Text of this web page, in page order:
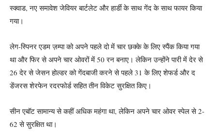
स्क्वाड, नए समावेश जेवियर बार्टलेट और हार्डी के साथ गेंद के साथ फायर किया
गया।
लेग-स्पिनर एडम ज़म्पा को अपने पहले दो में चार छक्के के लिए स्पैंक किया गया
था और फिर से अपने चार ओवरों में 50 रन बनाए। लेकिन उन्होंने पारी में देर से
26 देर से जेसन होल्डर को गेंदबाजी करने से पहले 31 के लिए शेफर्ड और द
डेंजरस शेरफेन रदरफोर्ड सहित तीन विकेट सुरक्षित किए।
सीन एबॉट सामान्य से कहीं अधिक महंगा था, लेकिन अपने चार ओवर स्पेल से 2-
62 से सुरक्षित था।